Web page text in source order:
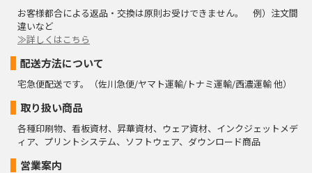
お客様都合による返品・交換は原則お受けできません。 例）注文間
違いなど
≫詳しくはこちら
配送方法について
宅急便配送です。（佐川急便/ヤマト運輸/トナミ運輸/西濃運輸 他）
取り扱い商品
各種印刷物、看板資材、昇華資材、ウェア資材、インクジェットメデ
ィア、プリントシステム、ソフトウェア、ダウンロード商品
営業案内